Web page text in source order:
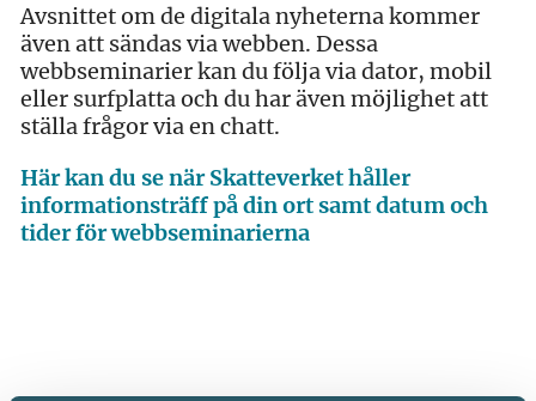
Avsnittet om de digitala nyheterna kommer
även att sändas via webben. Dessa
webbseminarier kan du följa via dator, mobil
eller surfplatta och du har även möjlighet att
ställa frågor via en chatt.
Här kan du se när Skatteverket håller
informationsträff på din ort samt datum och
tider för webbseminarierna